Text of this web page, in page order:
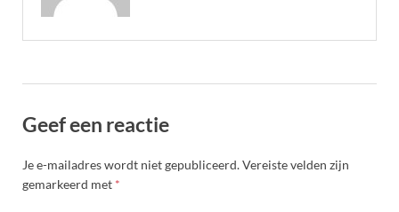
Geef een reactie
Je e-mailadres wordt niet gepubliceerd.Vereiste velden zijn
gemarkeerd met *